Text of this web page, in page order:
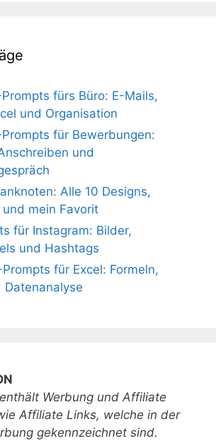
fürs Büro: E-Mails,
und Organisation
für Bewerbungen:
und
Alle 10 Designs,
mein Favorit
für Instagram: Bilder,
und Hashtags
für Excel: Formeln,
Datenanalyse
Werbung und Affiliate
Affiliate Links, welche in der
gekennzeichnet sind.